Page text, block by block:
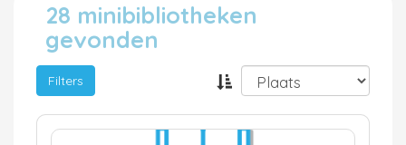
28 minibibliotheken
gevonden
Filters